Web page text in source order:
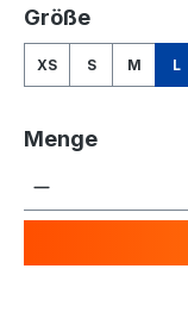
Größe
XS S M L
Menge
Produkt